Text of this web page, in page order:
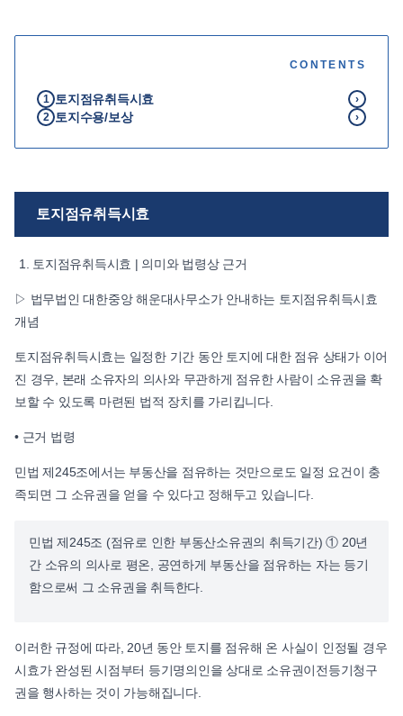
법률 블로그
CONTENTS
1 토지점유취득시효
›
2
토지수용/보상 ›
토지점유취득시효
토지점유취득시효 | 의미와 법령상 근거
▷ 법무법인 대한중앙 해운대사무소가 안내하는 토지점유취득시효
개념
토지점유취득시효는 일정한 기간 동안 토지에 대한 점유 상태가 이어
진 경우, 본래 소유자의 의사와 무관하게 점유한 사람이 소유권을 확
보할 수 있도록 마련된 법적 장치를 가리킵니다.
• 근거 법령
민법 제245조에서는 부동산을 점유하는 것만으로도 일정 요건이 충
족되면 그 소유권을 얻을 수 있다고 정해두고 있습니다.
민법 제245조 (점유로 인한 부동산소유권의 취득기간) ① 20년
간 소유의 의사로 평온, 공연하게 부동산을 점유하는 자는 등기
함으로써 그 소유권을 취득한다.
이러한 규정에 따라, 20년 동안 토지를 점유해 온 사실이 인정될 경우
시효가 완성된 시점부터 등기명의인을 상대로 소유권이전등기청구
권을 행사하는 것이 가능해집니다.